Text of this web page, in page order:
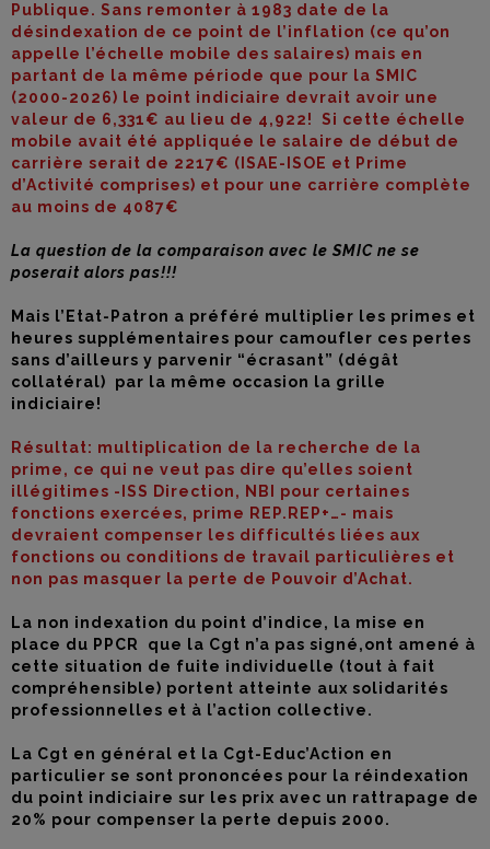
Publique. Sans remonter à 1983 date de la
désindexation de ce point de l’inflation (ce qu’on
appelle l’échelle mobile des salaires) mais en
partant de la même période que pour la SMIC
(2000-2026) le point indiciaire devrait avoir une
valeur de 6,331€ au lieu de 4,922! Si cette échelle
mobile avait été appliquée le salaire de début de
carrière serait de 2217€ (ISAE-ISOE et Prime
d’Activité comprises) et pour une carrière complète
au moins de 4087€
La question de la comparaison avec le SMIC ne se
poserait alors pas!!!
Mais l’Etat-Patron a préféré multiplier les primes et
heures supplémentaires pour camoufler ces pertes
sans d’ailleurs y parvenir “écrasant” (dégât
collatéral) par la même occasion la grille
indiciaire!
Résultat: multiplication de la recherche de la
prime, ce qui ne veut pas dire qu’elles soient
illégitimes -ISS Direction, NBI pour certaines
fonctions exercées, prime REP.REP+…- mais
devraient compenser les difficultés liées aux
fonctions ou conditions de travail particulières et
non pas masquer la perte de Pouvoir d’Achat.
La non indexation du point d’indice, la mise en
place du PPCR que la Cgt n’a pas signé,ont amené à
cette situation de fuite individuelle (tout à fait
compréhensible) portent atteinte aux solidarités
professionnelles et à l’action collective.
La Cgt en général et la Cgt-Educ’Action en
particulier se sont prononcées pour la réindexation
du point indiciaire sur les prix avec un rattrapage de
20% pour compenser la perte depuis 2000.